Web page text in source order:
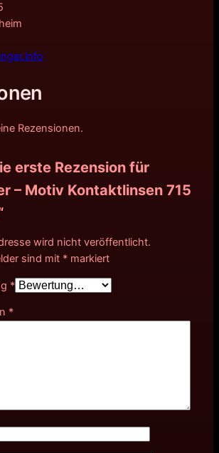
Rezensionen.
erste Rezension für
– Motiv Kontaktlinsen 715
wird nicht veröffentlicht.
sind mit *markiert
*
*